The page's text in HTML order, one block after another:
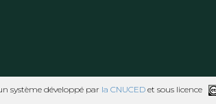
système développé par la CNUCEDet sous licence